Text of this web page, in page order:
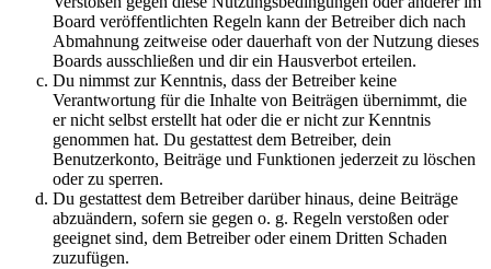
Board veröffentlichten Regeln kann der Betreiber dich nach
Abmahnung zeitweise oder dauerhaft von der Nutzung dieses
Boards ausschließen und dir ein Hausverbot erteilen.
Du nimmst zur Kenntnis, dass der Betreiber keine
Verantwortung für die Inhalte von Beiträgen übernimmt, die
er nicht selbst erstellt hat oder die er nicht zur Kenntnis
genommen hat. Du gestattest dem Betreiber, dein
Benutzerkonto, Beiträge und Funktionen jederzeit zu löschen
oder zu sperren.
Du gestattest dem Betreiber darüber hinaus, deine Beiträge
abzuändern, sofern sie gegen o. g. Regeln verstoßen oder
geeignet sind, dem Betreiber oder einem Dritten Schaden
zuzufügen.